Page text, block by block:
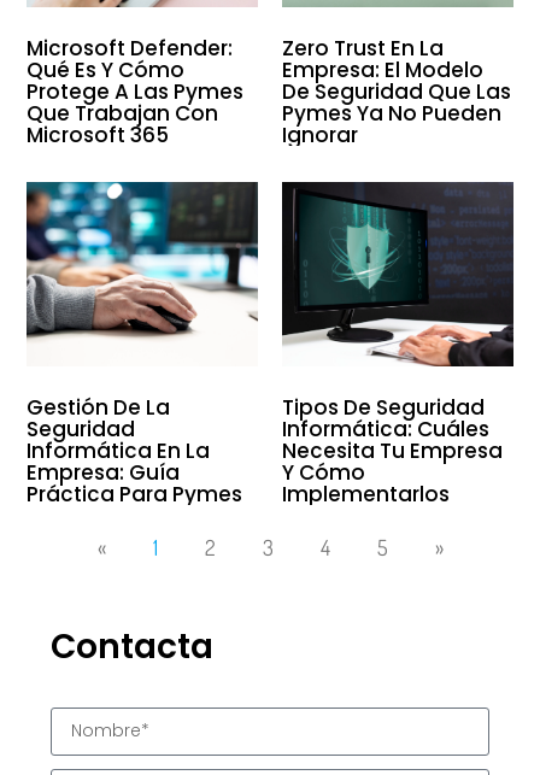
Microsoft Defender:
Qué Es Y Cómo
Protege A Las Pymes
Que Trabajan Con
Microsoft 365
Zero Trust En La
Empresa: El Modelo
De Seguridad Que Las
Pymes Ya No Pueden
Ignorar
Gestión De La
Seguridad
Informática En La
Empresa: Guía
Práctica Para Pymes
Tipos De Seguridad
Informática: Cuáles
Necesita Tu Empresa
Y Cómo
Implementarlos
« 1 2 3 4 5 »
Contacta